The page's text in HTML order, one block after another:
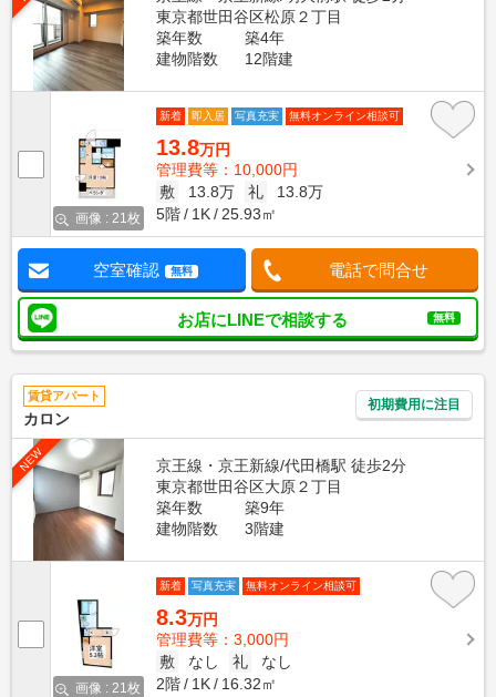
東京都世田谷区松原２丁目
築年数
築4年
建物階数
12階建
画像 : 21枚
新着 即入居 写真充実 無料オンライン相談可
13.8万円
管理費等：10,000円
敷
13.8万 礼
13.8万
5階
1K 25.93㎡
空室確認 無料 電話で問合せ
お店にLINEで相談する 無料
賃貸アパート
カロン
初期費用に注目
NEW
京王線・京王新線/代田橋駅 徒歩2分
東京都世田谷区大原２丁目
築年数
築9年
建物階数
3階建
画像 : 21枚
新着 写真充実 無料オンライン相談可
8.3万円
管理費等：3,000円
敷
なし 礼
なし
2階
1K 16.32㎡